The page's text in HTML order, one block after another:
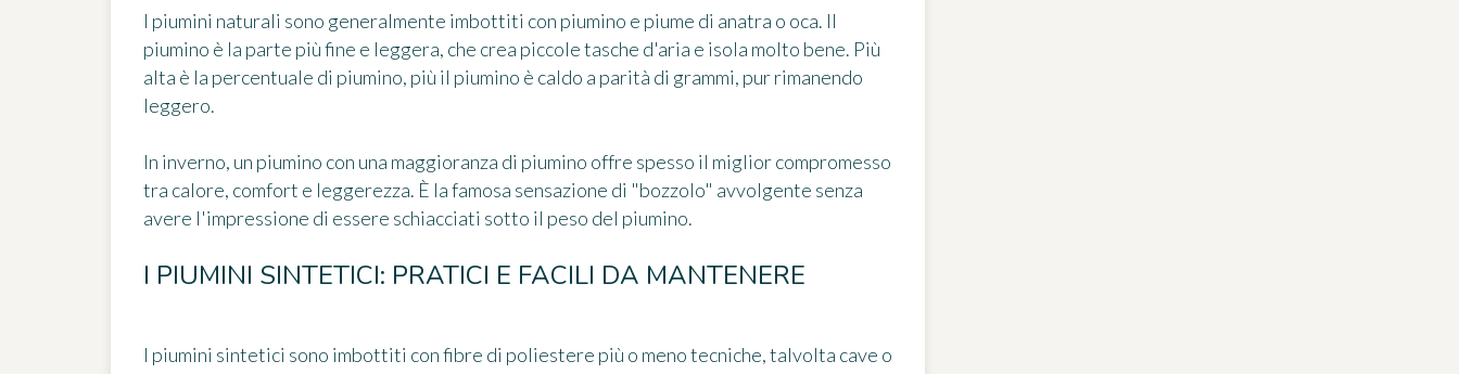
I piumini naturali sono generalmente imbottiti con piumino e piume di anatra o oca. Il
piumino è la parte più fine e leggera, che crea piccole tasche d'aria e isola molto bene. Più
alta è la percentuale di piumino, più il piumino è caldo a parità di grammi, pur rimanendo
leggero.
In inverno, un piumino con una maggioranza di piumino offre spesso il miglior compromesso
tra calore, comfort e leggerezza. È la famosa sensazione di "bozzolo" avvolgente senza
avere l'impressione di essere schiacciati sotto il peso del piumino.
I PIUMINI SINTETICI: PRATICI E FACILI DA MANTENERE
I piumini sintetici sono imbottiti con fibre di poliestere più o meno tecniche, talvolta cave o